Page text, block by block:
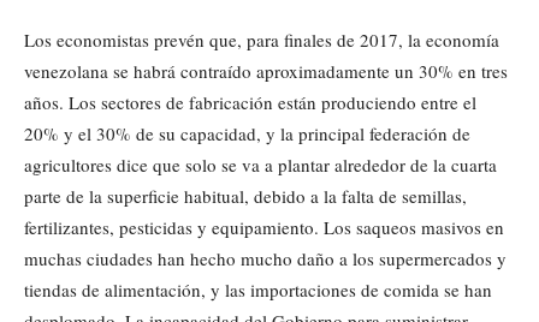
Los economistas prevén que, para finales de 2017, la economía
venezolana se habrá contraído aproximadamente un 30% en tres
años. Los sectores de fabricación están produciendo entre el
20% y el 30% de su capacidad, y la principal federación de
agricultores dice que solo se va a plantar alrededor de la cuarta
parte de la superficie habitual, debido a la falta de semillas,
fertilizantes, pesticidas y equipamiento. Los saqueos masivos en
muchas ciudades han hecho mucho daño a los supermercados y
tiendas de alimentación, y las importaciones de comida se han